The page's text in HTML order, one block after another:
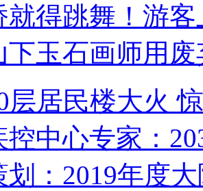
就得跳舞！游客
下玉石画师用
层居民楼大火
控中心专家：
划：2019年度